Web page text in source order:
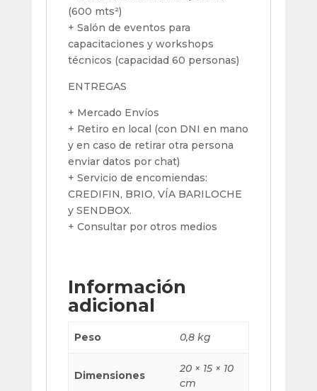
(600 mts²)
+ Salón de eventos para
capacitaciones y workshops
técnicos (capacidad 60 personas)
ENTREGAS
+ Mercado Envíos
+ Retiro en local (con DNI en mano
y en caso de retirar otra persona
enviar datos por chat)
+ Servicio de encomiendas:
CREDIFIN, BRIO, VÍA BARILOCHE
y SENDBOX.
+ Consultar por otros medios
Información
adicional
Peso 0,8 kg
Dimensiones
20 × 15 × 10
cm